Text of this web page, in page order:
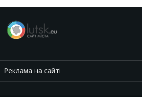
Реклама на сайті